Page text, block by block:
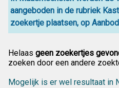
aangeboden in de rubriek
zoekertje plaatsen, op
Helaas geen zoekertjes
zoeken door een andere
Mogelijk is er wel resultaat in